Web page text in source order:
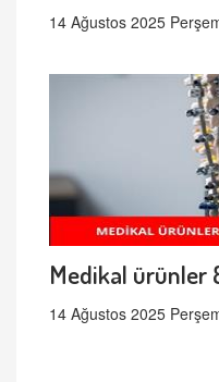
14 Ağustos 2025
Medikal ürünler
14 Ağustos 2025